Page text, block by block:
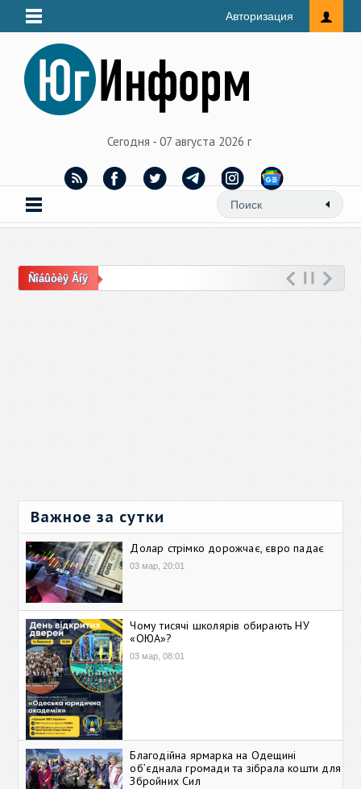
Авторизация
Сегодня - 07 августа 2026 г
Ñîáûòèÿ Äíÿ
Важное за сутки
Долар стрімко дорожчає, євро падає
03 мар, 20:01
Чому тисячі школярів обирають НУ
«ОЮА»?
03 мар, 08:01
Благодійна ярмарка на Одещині
об’єднала громади та зібрала кошти для
Збройних Сил